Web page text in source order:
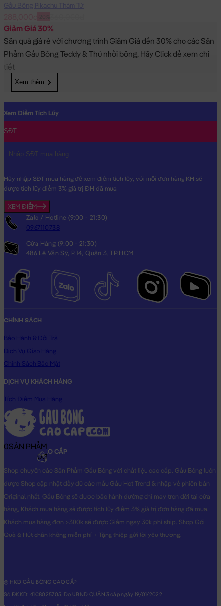
Giảm Giá 30%
Săn quà giá rẻ với chương trình Giảm Giá đến 30% cho các Sản
Phẩm Gấu Bông Teddy & Thú nhồi bông, Hãy Click để xem chi
tiết
Xem thêm
Xem Điểm Tích Lũy
SĐT
Hãy nhập SĐT mua hàng để xem điểm tích lũy, với mỗi đơn hàng KH sẽ
được tích lũy điểm 3% giá trị ĐH đã mua
XEM ĐIỂM
Zalo / Hotline (9:00 - 21:30)
0967110738
Cửa Hàng (9:00 - 21:30)
486 Lê Văn Sỹ, P.14, Quận 3, TP.HCM
CHÍNH SÁCH
Bảo Hành & Đổi Trả
Dịch Vụ Giao Hàng
Chính Sách Bảo Mật
DỊCH VỤ KHÁCH HÀNG
Tích Điểm Mua Hàng
GẤU BÔNG CAO CẤP
Shop chuyên các Sản Phẩm Gấu Bông với chất liệu cao cấp. Gấu Bông luôn
được Shop cập nhật đầy đủ các mẫu Gấu Hot Trend & nhập về phiên bản
Original nhất. Gấu Bông sẽ được bảo hành đường chỉ may trọn đời tại cửa
hàng, Khách mua hàng sẽ được tích lũy điểm 3% giá trị đơn hàng đã mua.
Khách mua hàng đơn >300k sẽ được Giảm ngay 30k phí ship. Shop Gói
Quà & Hút chân không miễn phí + Tặng thiệp gửi lời yêu thương.
@ HKD GẤU BÔNG CAO CẤP
Số ĐKKD: 41C8025705. Do UBND QUẬN 3 cấp ngày 19/01/2022
0SẢN PHẨM
0₫